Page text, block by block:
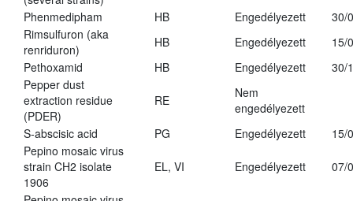
Phenmedipham
HB Engedélyezett
30/
Rimsulfuron (aka
renriduron)
HB Engedélyezett
15/
Pethoxamid
HB Engedélyezett
30/
Pepper dust
extraction residue
(PDER)
RE
Nem
engedélyezett
S-abscisic acid
PG Engedélyezett
15/
Pepino mosaic virus
strain CH2 isolate
1906
EL, VI Engedélyezett 07/